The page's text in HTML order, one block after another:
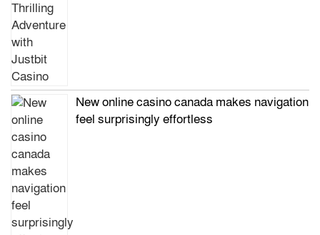
New online casino canada makes navigation
feel surprisingly effortless